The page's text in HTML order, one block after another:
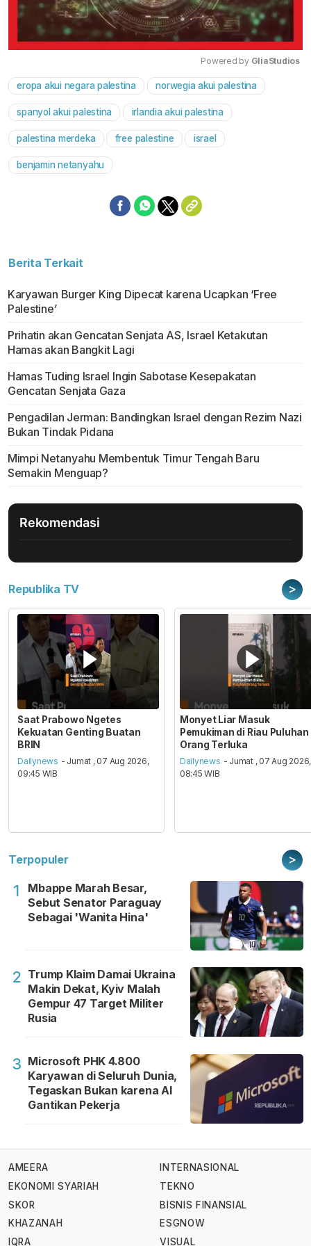
Mute
Powered by GliaStudios
eropa akui negara palestina norwegia akui palestina
spanyol akui palestina irlandia akui palestina
palestina merdeka free palestine israel
benjamin netanyahu
Berita Terkait
Karyawan Burger King Dipecat karena Ucapkan ‘Free
Palestine’
Prihatin akan Gencatan Senjata AS, Israel Ketakutan
Hamas akan Bangkit Lagi
Hamas Tuding Israel Ingin Sabotase Kesepakatan
Gencatan Senjata Gaza
Pengadilan Jerman: Bandingkan Israel dengan Rezim Nazi
Bukan Tindak Pidana
Mimpi Netanyahu Membentuk Timur Tengah Baru
Semakin Menguap?
Rekomendasi
Republika TV >
Saat Prabowo Ngetes
Kekuatan Genting Buatan
BRIN
Dailynews - Jumat , 07 Aug 2026,
09:45 WIB
Monyet Liar Masuk
Pemukiman di Riau Puluhan
Orang Terluka
Dailynews - Jumat , 07 Aug 2026,
08:45 WIB
Terpopuler >
1
Mbappe Marah Besar,
Sebut Senator Paraguay
Sebagai 'Wanita Hina'
2 Trump Klaim Damai Ukraina
Makin Dekat, Kyiv Malah
Gempur 47 Target Militer
Rusia
3 Microsoft PHK 4.800
Karyawan di Seluruh Dunia,
Tegaskan Bukan karena AI
Gantikan Pekerja
AMEERA
EKONOMI SYARIAH
SKOR
KHAZANAH
IQRA
INTERNASIONAL
TEKNO
BISNIS FINANSIAL
ESGNOW
VISUAL